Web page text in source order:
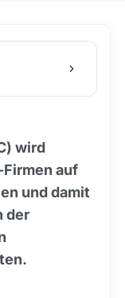
wird
Firmen auf
und damit
der